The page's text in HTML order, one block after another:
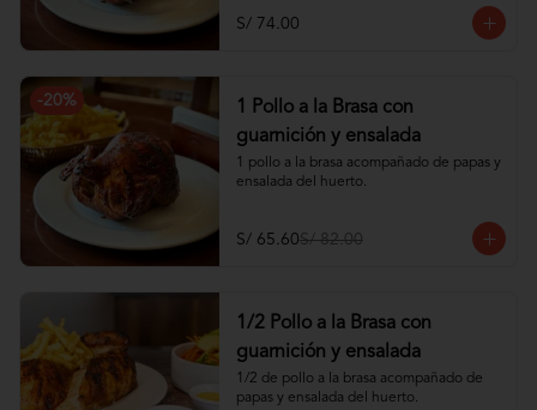
S/ 74.00
-20%
1 Pollo a la Brasa con
guarnición y ensalada
1 pollo a la brasa acompañado de papas y
ensalada del huerto.
S/ 65.60S/ 82.00
1/2 Pollo a la Brasa con
guarnición y ensalada
1/2 de pollo a la brasa acompañado de
papas y ensalada del huerto.